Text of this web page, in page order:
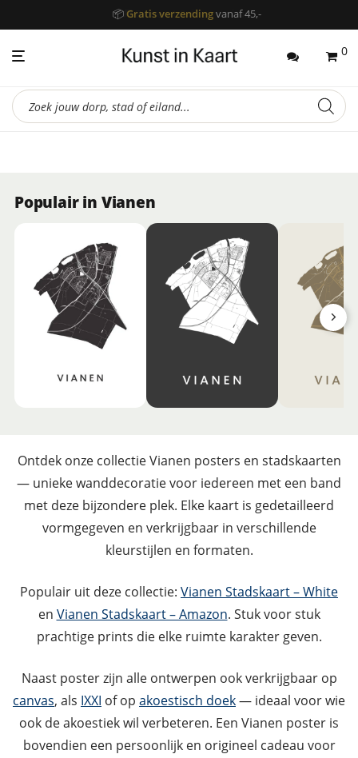
📦Gratis verzendingvanaf 45,-
0
Producten
zoeken
Populair in Vianen
Ontdek onze collectie Vianen posters en stadskaarten
— unieke wanddecoratie voor iedereen met een band
met deze bijzondere plek. Elke kaart is gedetailleerd
vormgegeven en verkrijgbaar in verschillende
kleurstijlen en formaten.
Populair uit deze collectie: Vianen Stadskaart – White
en Vianen Stadskaart – Amazon. Stuk voor stuk
prachtige prints die elke ruimte karakter geven.
Naast poster zijn alle ontwerpen ook verkrijgbaar op
canvas, als IXXI of op akoestisch doek— ideaal voor wie
ook de akoestiek wil verbeteren. Een Vianen poster is
bovendien een persoonlijk en origineel cadeau voor